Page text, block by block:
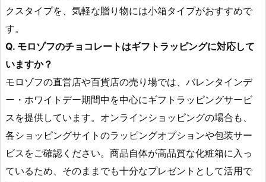
クスタイプを、気軽な贈り物には小箱タイプがおすすめで
す。
Q. モロゾフのチョコレートはギフトラッピングに対応して
いますか？
モロゾフの直営店や百貨店の売り場では、バレンタインデ
ー・ホワイトデー期間中を中心にギフトラッピングサービ
スを提供しています。オンラインショッピングの場合も、
各ショッピングサイトのラッピングオプションや包装サー
ビスをご確認ください。商品自体が高品質な化粧箱に入っ
ているため、そのままでも十分なプレゼントとして活用で